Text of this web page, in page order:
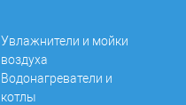
Увлажнители и мойки
воздуха
Водонагреватели и
котлы